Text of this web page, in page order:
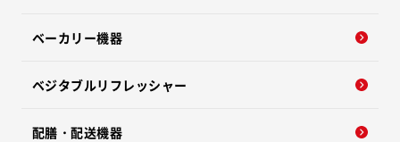
ベーカリー機器
ベジタブルリフレッシャー
配膳・配送機器